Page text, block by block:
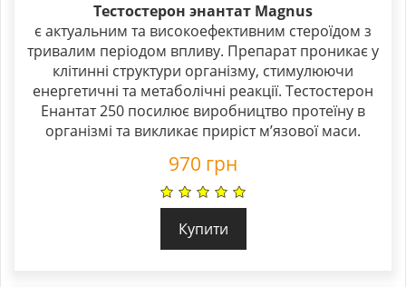
out of 5
Тестостерон энантат Magnus
є актуальним та високоефективним стероїдом з
тривалим періодом впливу. Препарат проникає у
клітинні структури організму, стимулюючи
енергетичні та метаболічні реакції. Тестостерон
Енантат 250 посилює виробництво протеїну в
організмі та викликає приріст м’язової маси.
970 грн
Купити